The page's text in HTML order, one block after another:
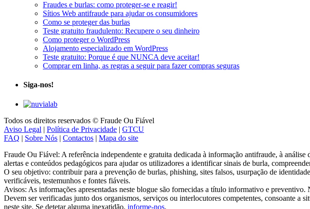
Fraudes e burlas: como proteger-se e reagir!
Sítios Web antifraude para ajudar os consumidores
Como se proteger das burlas
Teste gratuito fraudulento: Recupere o seu dinheiro
Como proteger o WordPress
Alojamento especializado em WordPress
Teste gratuito: Porque é que NUNCA deve aceitar!
Comprar em linha, as regras a seguir para fazer compras seguras
Siga-nos!
Todos os direitos reservados © Fraude Ou Fiável
Aviso Legal | Política de Privacidade | GTCU
FAQ | Sobre Nós | Contactos | Mapa do site
Fraude Ou Fiável: A referência independente e gratuita dedicada à informação antifraude, à
alertas e conteúdos pedagógicos para ajudar os utilizadores a identificar sinais de burla,
O seu objetivo: contribuir para a prevenção de burlas, phishing, sites falsos, usurpação de
verificáveis, testemunhos e fontes fiáveis.
Avisos: As informações apresentadas neste blogue são fornecidas a título informativo e
Devem ser verificadas junto dos organismos, serviços ou interlocutores competentes, consoante a
neste site. Se detetar alguma inexatidão, informe-nos.